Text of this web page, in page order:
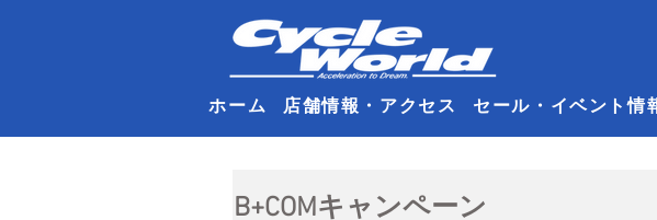
ホーム 店舗情報・アクセス セール・イベント情
B+COMキャンペーン